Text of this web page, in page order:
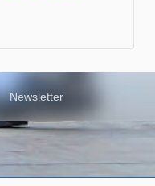
Newsletter